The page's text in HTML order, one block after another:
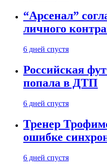
“Арсенал”
личного
6 дней спустя
Российская
попала в ДТП
6 дней спустя
Тренер
ошибке
6 дней спустя